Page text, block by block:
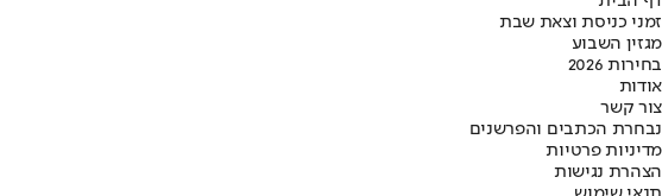
זמני כניסת וצאת שבת
מגזין השבוע
בחירות 2026
אודות
צור קשר
נבחרת הכתבים והפרשנים
מדיניות פרטיות
הצהרת נגישות